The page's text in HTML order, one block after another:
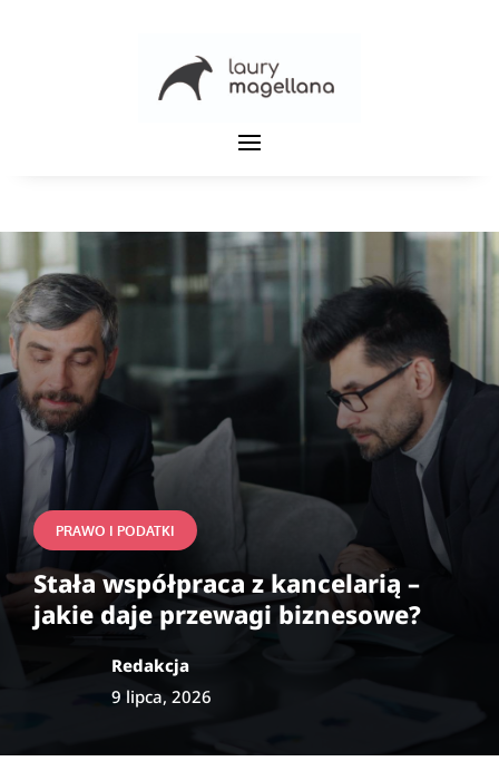
PRAWO I PODATKI
Stała współpraca z kancelarią –
jakie daje przewagi biznesowe?
Redakcja
9 lipca, 2026